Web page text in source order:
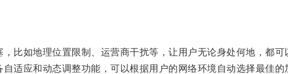
如地理位置限制、运营商干扰等，让用户无论身处何地，都可
应和动态调整功能，可以根据用户的网络环境自动选择最佳的